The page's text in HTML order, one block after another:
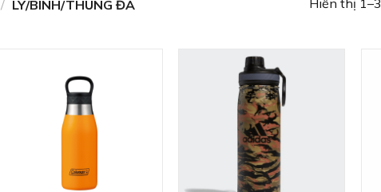
/ LY/BÌNH/THÙNG ĐÁ Hiển thị